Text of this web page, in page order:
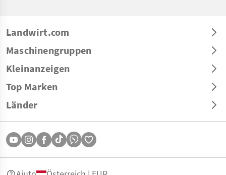
Landwirt.com
Maschinengruppen
Kleinanzeigen
Top Marken
Länder